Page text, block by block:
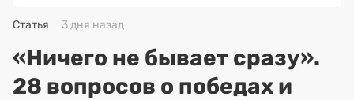
Статья 3 дня назад
«Ничего не бывает сразу».
28 вопросов о победах и